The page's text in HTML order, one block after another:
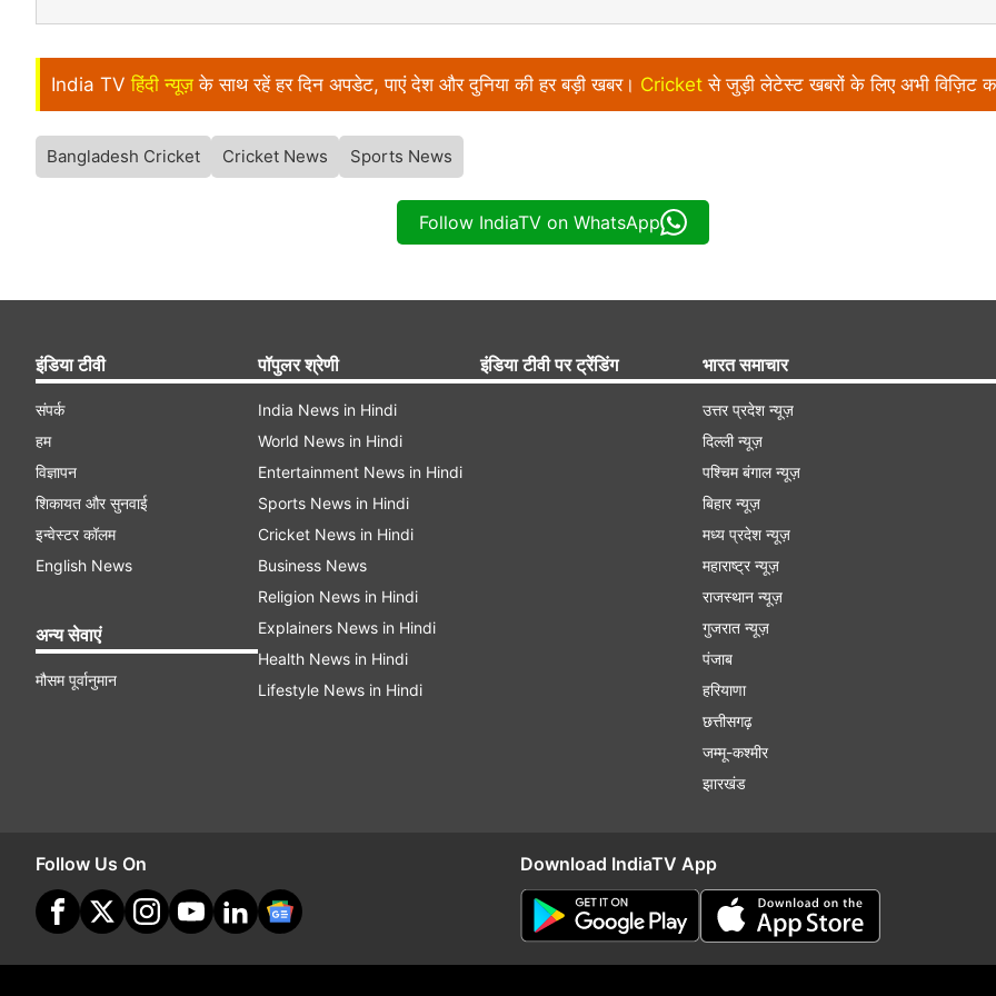
India TV हिंदी न्यूज़ के साथ रहें हर दिन अपडेट, पाएं देश और दुनिया की हर बड़ी खबर। Cricket से जुड़ी लेटेस्ट खबरों के लिए अभी विज़िट
Bangladesh Cricket Cricket News Sports News
Follow IndiaTV on WhatsApp
इंडिया टीवी
संपर्क
हम
विज्ञापन
शिकायत और सुनवाई
इन्वेस्टर कॉलम
English News
अन्य सेवाएं
मौसम पूर्वानुमान
पॉपुलर श्रेणी
India News in Hindi
World News in Hindi
Entertainment News in Hindi
Sports News in Hindi
Cricket News in Hindi
Business News
Religion News in Hindi
Explainers News in Hindi
Health News in Hindi
Lifestyle News in Hindi
इंडिया टीवी पर ट्रेंडिंग भारत समाचार
उत्तर प्रदेश न्यूज़
दिल्ली न्यूज़
पश्चिम बंगाल न्यूज़
बिहार न्यूज़
मध्य प्रदेश न्यूज़
महाराष्ट्र न्यूज़
राजस्थान न्यूज़
गुजरात न्यूज़
पंजाब
हरियाणा
छत्तीसगढ़
जम्मू-कश्मीर
झारखंड
Follow Us On Download IndiaTV App